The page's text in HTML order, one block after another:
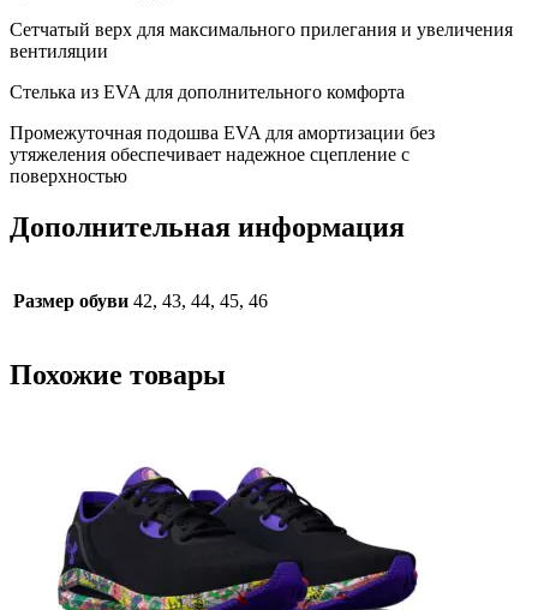
Сетчатый верх для максимального прилегания и увеличения
вентиляции
Стелька из EVA для дополнительного комфорта
Промежуточная подошва EVA для амортизации без
утяжеления обеспечивает надежное сцепление с
поверхностью
Дополнительная информация
Размер обуви 42, 43, 44, 45, 46
Похожие товары